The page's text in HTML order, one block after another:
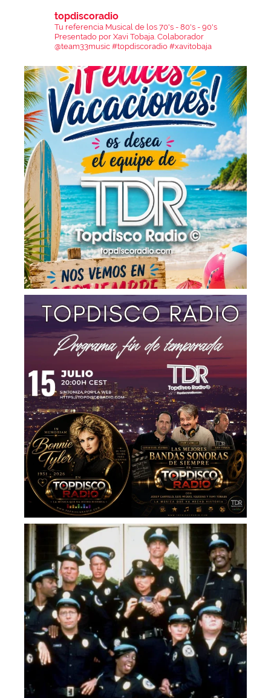
topdiscoradio
Tu referencia Musical de los 70's - 80's - 90's
Presentado por Xavi Tobaja. Colaborador
@team33music #topdiscoradio #xavitobaja